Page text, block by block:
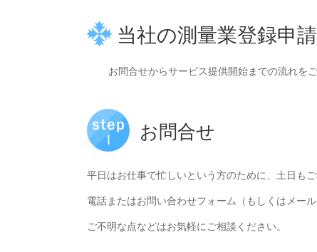
当社の測量業登録申
お問合せからサービス提供開始までの流れを
お問合せ
平日はお仕事で忙しいという方のために、土日も
電話またはお問い合わせフォーム（もしくはメー
ご不明な点などはお気軽にご相談ください。